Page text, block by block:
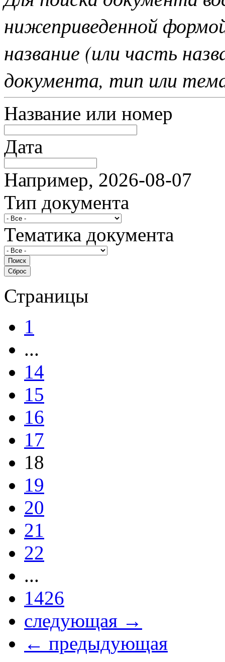
нижеприведенной
название (или часть
документа, тип или
Название или номер
Дата
Например, 2026-08-07
Тип документа
Тематика документа
Страницы
1
...
14
15
16
17
18
19
20
21
22
...
1426
следующая →
← предыдующая